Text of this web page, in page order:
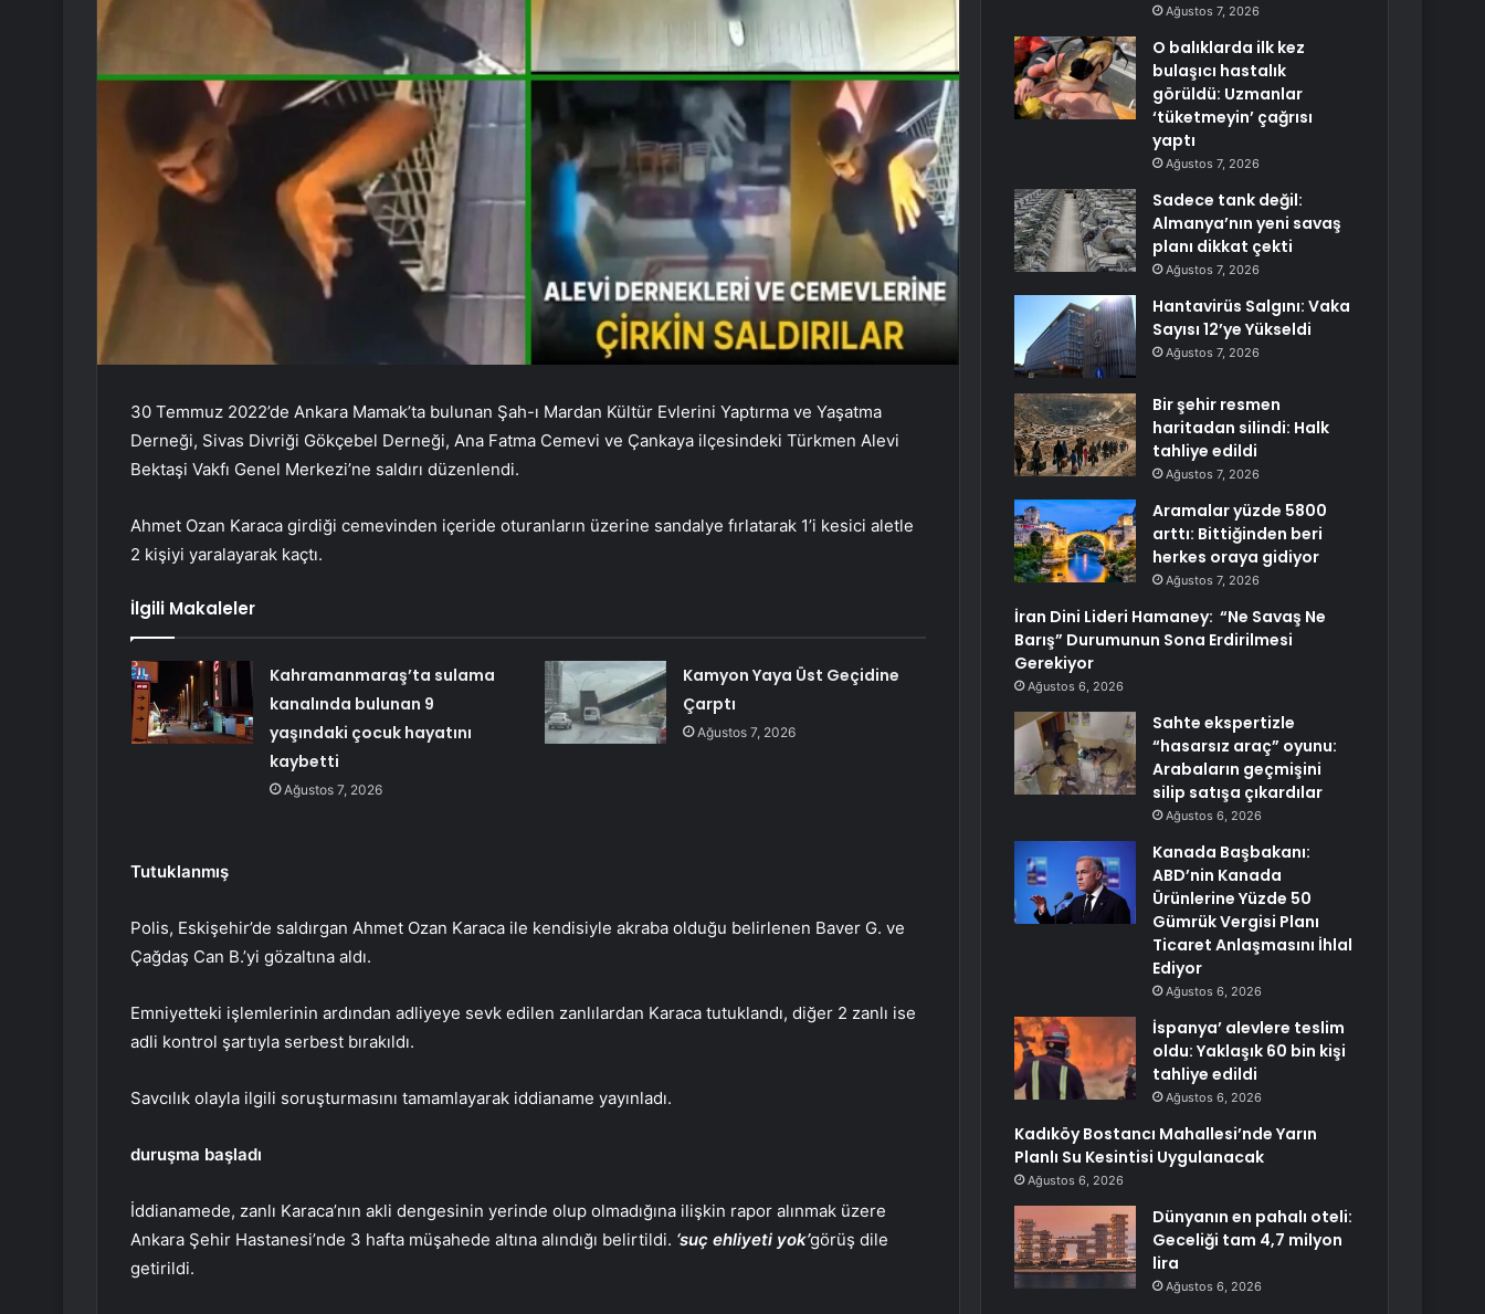
30 Temmuz 2022’de Ankara Mamak’ta bulunan Şah-ı Mardan Kültür Evlerini Yaptırma ve Yaşatma
Derneği, Sivas Divriği Gökçebel Derneği, Ana Fatma Cemevi ve Çankaya ilçesindeki Türkmen Alevi
Bektaşi Vakfı Genel Merkezi’ne saldırı düzenlendi.
Ahmet Ozan Karaca girdiği cemevinden içeride oturanların üzerine sandalye fırlatarak 1’i kesici aletle
2 kişiyi yaralayarak kaçtı.
İlgili Makaleler
Kahramanmaraş’ta sulama
kanalında bulunan 9
yaşındaki çocuk hayatını
kaybetti
Ağustos 7, 2026
Kamyon Yaya Üst Geçidine
Çarptı
Ağustos 7, 2026
Tutuklanmış
Polis, Eskişehir’de saldırgan Ahmet Ozan Karaca ile kendisiyle akraba olduğu belirlenen Baver G. ve
Çağdaş Can B.’yi gözaltına aldı.
Emniyetteki işlemlerinin ardından adliyeye sevk edilen zanlılardan Karaca tutuklandı, diğer 2 zanlı ise
adli kontrol şartıyla serbest bırakıldı.
Savcılık olayla ilgili soruşturmasını tamamlayarak iddianame yayınladı.
duruşma başladı
İddianamede, zanlı Karaca’nın akli dengesinin yerinde olup olmadığına ilişkin rapor alınmak üzere
Ankara Şehir Hastanesi’nde 3 hafta müşahede altına alındığı belirtildi. ‘suç ehliyeti yok’görüş dile
getirildi.
Ağustos 7, 2026
O balıklarda ilk kez
bulaşıcı hastalık
görüldü: Uzmanlar
‘tüketmeyin’ çağrısı
yaptı
Ağustos 7, 2026
Sadece tank değil:
Almanya’nın yeni savaş
planı dikkat çekti
Ağustos 7, 2026
Hantavirüs Salgını: Vaka
Sayısı 12’ye Yükseldi
Ağustos 7, 2026
Bir şehir resmen
haritadan silindi: Halk
tahliye edildi
Ağustos 7, 2026
Aramalar yüzde 5800
arttı: Bittiğinden beri
herkes oraya gidiyor
Ağustos 7, 2026
İran Dini Lideri Hamaney: “Ne Savaş Ne
Barış” Durumunun Sona Erdirilmesi
Gerekiyor
Ağustos 6, 2026
Sahte ekspertizle
“hasarsız araç” oyunu:
Arabaların geçmişini
silip satışa çıkardılar
Ağustos 6, 2026
Kanada Başbakanı:
ABD’nin Kanada
Ürünlerine Yüzde 50
Gümrük Vergisi Planı
Ticaret Anlaşmasını İhlal
Ediyor
Ağustos 6, 2026
İspanya’ alevlere teslim
oldu: Yaklaşık 60 bin kişi
tahliye edildi
Ağustos 6, 2026
Kadıköy Bostancı Mahallesi’nde Yarın
Planlı Su Kesintisi Uygulanacak
Ağustos 6, 2026
Dünyanın en pahalı oteli:
Geceliği tam 4,7 milyon
lira
Ağustos 6, 2026